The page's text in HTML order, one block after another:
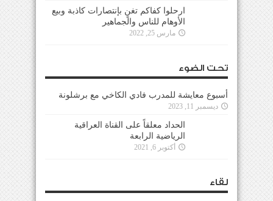
ارحلوا كفاكم تغنٍ بإنتصارات كاذبة وبيع
الأوهام للناس والجماهير
مارس 25, 2022
تحت الضوء
أسبوع معايشة للمدرب فادي الكاخي مع برشلونة
ديسمبر 11, 2023
الحداد معلقاً على القناة العراقية
الرياضية الرابعة
أكتوبر 6, 2021
لقاء